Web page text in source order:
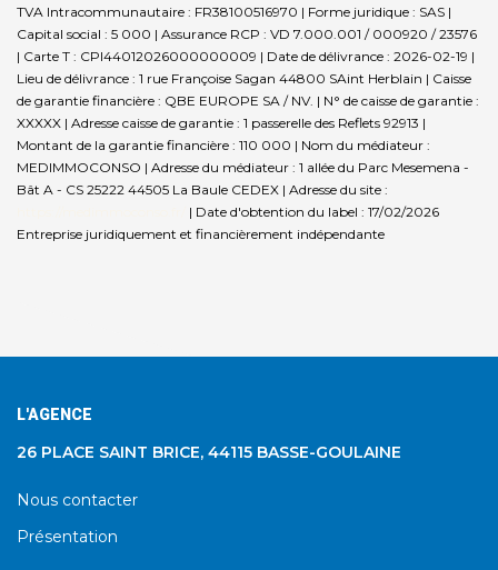
TVA Intracommunautaire : FR38100516970 | Forme juridique : SAS |
Capital social : 5 000 | Assurance RCP : VD 7.000.001 / 000920 / 23576
| Carte T : CPI44012026000000009 | Date de délivrance : 2026-02-19 |
Lieu de délivrance : 1 rue Françoise Sagan 44800 SAint Herblain | Caisse
de garantie financière : QBE EUROPE SA / NV. | N° de caisse de garantie :
XXXXX | Adresse caisse de garantie : 1 passerelle des Reflets 92913 |
Montant de la garantie financière : 110 000 | Nom du médiateur :
MEDIMMOCONSO | Adresse du médiateur : 1 allée du Parc Mesemena -
Bât A - CS 25222 44505 La Baule CEDEX | Adresse du site :
| Date d'obtention du label : 17/02/2026
Entreprise juridiquement et financièrement indépendante
L'AGENCE
26 PLACE SAINT BRICE, 44115 BASSE-GOULAINE
Nous contacter
Présentation